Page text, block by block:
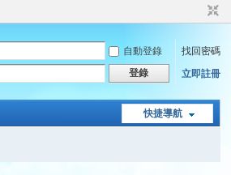
自動登錄
找回密碼
登錄 立即註冊
快捷導航